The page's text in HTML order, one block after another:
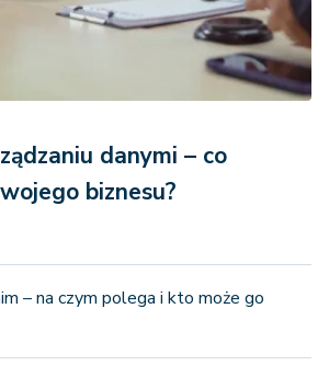
danymi – co
biznesu?
– na czym polega i kto może go